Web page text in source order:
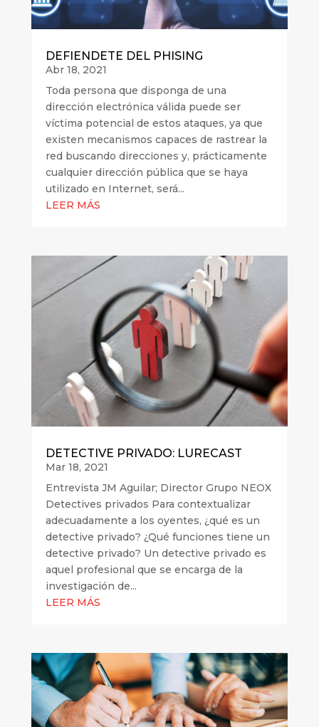
DEFIENDETE DEL PHISING
Abr 18, 2021
Toda persona que disponga de una
dirección electrónica válida puede ser
víctima potencial de estos ataques, ya que
existen mecanismos capaces de rastrear la
red buscando direcciones y, prácticamente
cualquier dirección pública que se haya
utilizado en Internet, será...
LEER MÁS
DETECTIVE PRIVADO: LURECAST
Mar 18, 2021
Entrevista JM Aguilar; Director Grupo NEOX
Detectives privados Para contextualizar
adecuadamente a los oyentes, ¿qué es un
detective privado? ¿Qué funciones tiene un
detective privado? Un detective privado es
aquel profesional que se encarga de la
investigación de...
LEER MÁS